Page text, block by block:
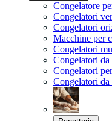
Congelatore
Congelatori
Congelatori
Macchine per
Congelatori
Congelatori da
Congelatori
Congelatori